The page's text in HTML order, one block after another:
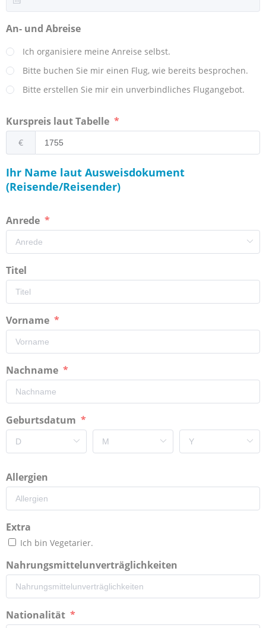
An- und Abreise
Ich organisiere meine Anreise selbst.
Bitte buchen Sie mir einen Flug, wie bereits besprochen.
Bitte erstellen Sie mir ein unverbindliches Flugangebot.
Kurspreis laut Tabelle
€
Ihr Name laut Ausweisdokument
(Reisende/Reisender)
Anrede
Titel
Vorname
Nachname
Geburtsdatum
Allergien
Extra
Ich bin Vegetarier.
Nahrungsmittelunverträglichkeiten
Nationalität